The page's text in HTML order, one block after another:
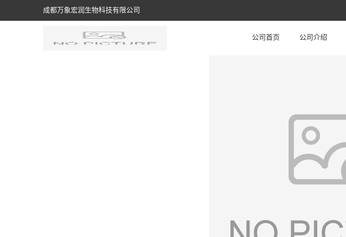
成都万象宏润生物科技有限公司
公司首页 公司介绍